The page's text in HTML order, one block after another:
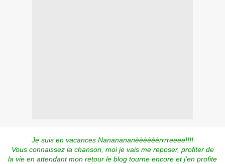
Je suis en vacances Nananananèèèèèèrrrreeee!!!!
Vous connaissez la chanson, moi je vais me reposer, profiter de
la vie en attendant mon retour le blog tourne encore et j'en profite